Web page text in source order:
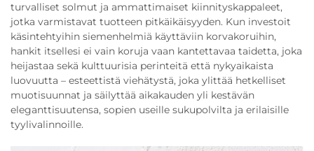
turvalliset solmut ja ammattimaiset kiinnityskappaleet,
jotka varmistavat tuotteen pitkäikäisyyden. Kun investoit
käsintehtyihin siemenhelmiä käyttäviin korvakoruihin,
hankit itsellesi ei vain koruja vaan kantettavaa taidetta, joka
heijastaa sekä kulttuurisia perinteitä että nykyaikaista
luovuutta – esteettistä viehätystä, joka ylittää hetkelliset
muotisuunnat ja säilyttää aikakauden yli kestävän
eleganttisuutensa, sopien useille sukupolvilta ja erilaisille
tyylivalinnoille.